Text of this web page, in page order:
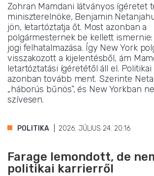
Zohran Mamdani látványos ígéretet
miniszterelnöke, Benjamin
jön, letartóztatja őt. Most azonban a
polgármesternek be kellett
jogi felhatalmazása. Így New York
visszakozott a kijelentésből, ám
letartóztatási ígéretétől áll el.
azonban tovább ment. Szerinte
„háborús bűnös”, és New Yorkban
szívesen.
POLITIKA 2026. JÚLIUS 24. 20:16
Farage lemondott, de
politikai karrierről